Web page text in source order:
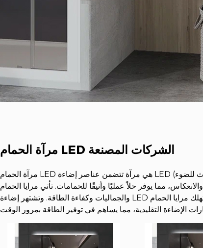
مرآة الحمام LED الشركات المصنعة
مرآة الحمام LED هي مرآة تتضمن عناصر إضاءة LED (الصمام الثنائي الباعث للضوء). تم تصميم هذه المرايا لتوفير الإضاءة
والانعكاس، مما يوفر حلاً عمليًا وأنيقًا للحمامات. تأتي مرايا الحمام LED بميزات مختلفة تعمل على تحسين الأداء الوظيفي
والجماليات وكفاءة الطاقة. وتشتهر إضاءة LED بكفاءتها في استخدام الطاقة. تستهلك مرايا الحمام LED طاقة أقل مقارنة